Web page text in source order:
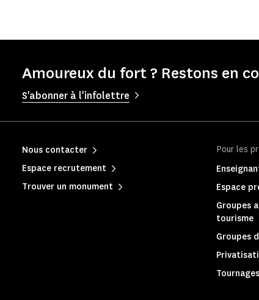
Amoureux du fort ? Restons en
S'abonner à l'infolettre
Pour les
Espace
Groupes
tourisme
Groupes
Nous contacter
Espace recrutement
Trouver un monument